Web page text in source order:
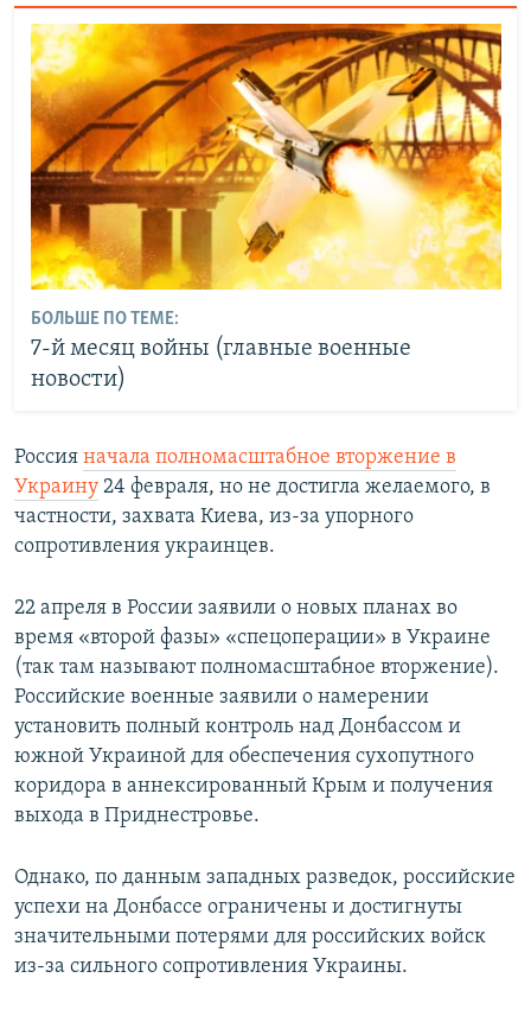
БОЛЬШЕ ПО ТЕМЕ:
7-й месяц войны (главные военные
новости)
Россия начала полномасштабное вторжение в
Украину 24 февраля, но не достигла желаемого, в
частности, захвата Киева, из-за упорного
сопротивления украинцев.
22 апреля в России заявили о новых планах во
время «второй фазы» «спецоперации» в Украине
(так там называют полномасштабное вторжение).
Российские военные заявили о намерении
установить полный контроль над Донбассом и
южной Украиной для обеспечения сухопутного
коридора в аннексированный Крым и получения
выхода в Приднестровье.
Однако, по данным западных разведок, российские
успехи на Донбассе ограничены и достигнуты
значительными потерями для российских войск
из-за сильного сопротивления Украины.